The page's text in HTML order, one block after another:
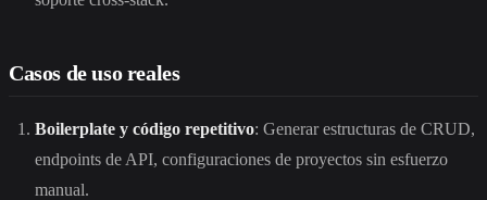
Casos de uso reales
Boilerplate y código repetitivo: Generar estructuras de CRUD,
endpoints de API, configuraciones de proyectos sin esfuerzo
manual.